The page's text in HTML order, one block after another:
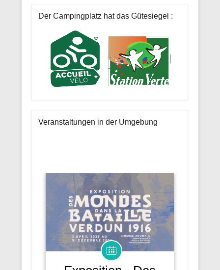
Der Campingplatz hat das Gütesiegel :
Veranstaltungen in der Umgebung